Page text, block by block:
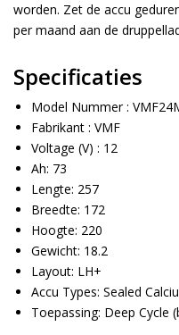
worden. Zet de accu
per maand aan de
Specificaties
Model Nummer :
Fabrikant : VMF
Voltage (V) : 12
Ah: 73
Lengte: 257
Breedte: 172
Hoogte: 220
Gewicht: 18.2
Layout: LH+
Accu Types: Sealed
Toepassing: Deep Cycle